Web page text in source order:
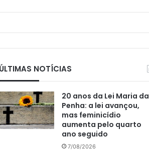
ÚLTIMAS NOTÍCIAS
20 anos da Lei Maria da
Penha: a lei avançou,
mas feminicídio
aumenta pelo quarto
ano seguido
7/08/2026